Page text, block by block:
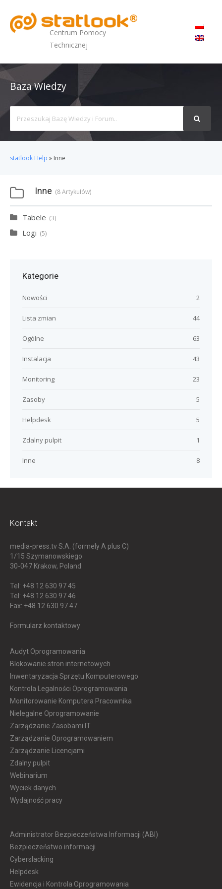
Centrum Pomocy
Technicznej
Baza Wiedzy
For
statlook Help » Inne
Inne 8 Artykułów
Tabele 3
Logi 5
Kategorie
2
Nowości
44
Lista zmian
63
Ogólne
43
Instalacja
23
Monitoring
5
Zasoby
5
Helpdesk
1
Zdalny pulpit
8
Inne
Kontakt
media-press.tv S.A. (formely A plus C)
1/15 Szymanowskiego
30-047 Krakow, Poland
Tel: +48 12 630 97 45
Tel: +48 12 630 97 46
Fax: +48 12 630 97 47
Formularz kontaktowy
Audyt Oprogramowania
Blokowanie stron internetowych
Inwentaryzacja Sprzętu Komputerowego
Kontrola Legalności Oprogramowania
Monitorowanie Komputera Pracownika
Nielegalne Oprogramowanie
Zarządzanie Zasobami IT
Zarządzanie Oprogramowaniem
Zarządzanie Licencjami
Zdalny pulpit
Webinarium
Wyciek danych
Wydajność pracy
Administrator Bezpieczeństwa Informacji (ABI)
Bezpieczeństwo informacji
Cyberslacking
Helpdesk
Ewidencja i Kontrola Oprogramowania